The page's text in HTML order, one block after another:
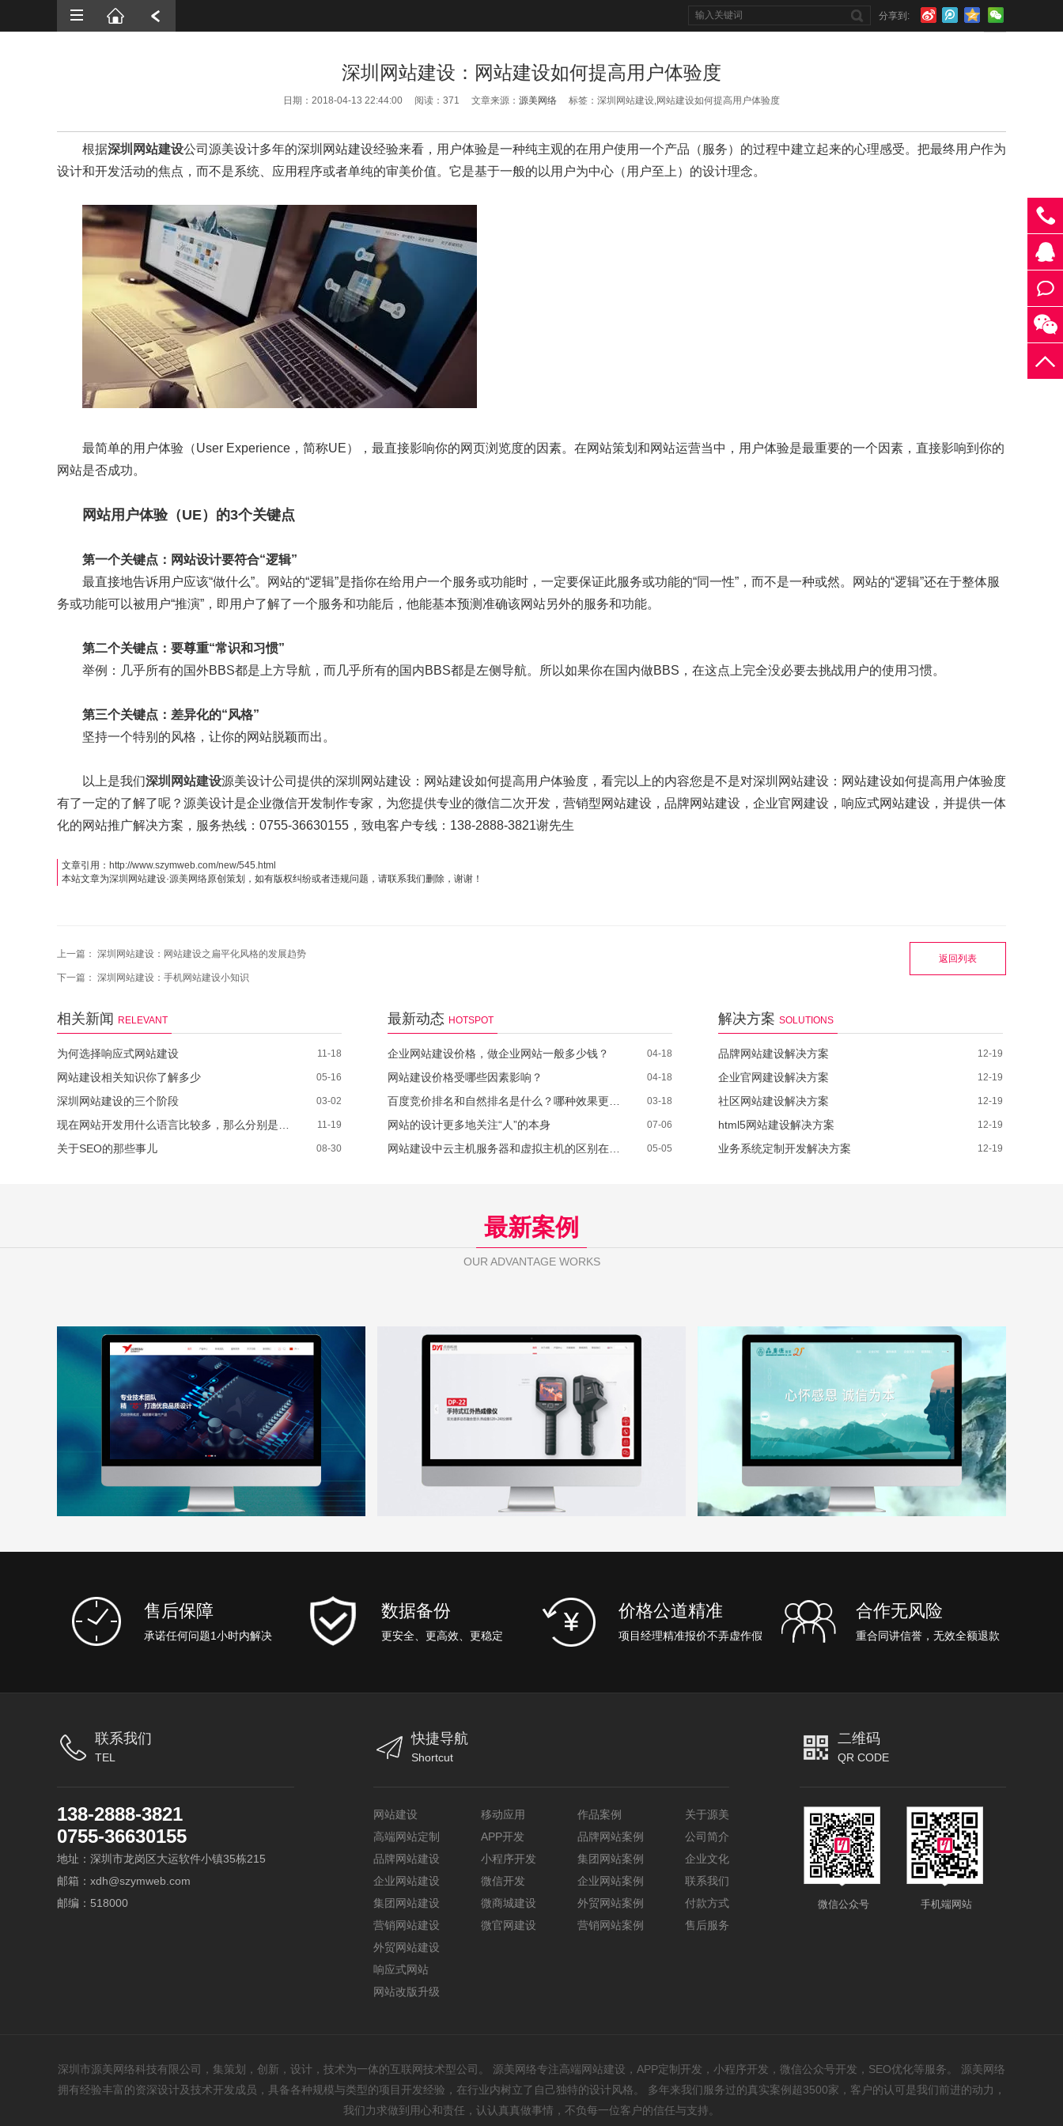
首页
SEO优化
案例展示
新闻资讯
关于源美
联系我们
分享到:
深圳网站建设：网站建设如何提高用户体验度
日期：2018-04-13 22:44:00 阅读： 371 文章来源： 源美网络 标签：深圳网站建设,网站建设如何提高用户体验度
根据深圳网站建设公司源美设计多年的深圳网站建设经验来看，用户体验是一种纯主观的在用户使用一个产品（服务）的过程中建立起来的心理感受。把最终用户作为
设计和开发活动的焦点，而不是系统、应用程序或者单纯的审美价值。它是基于一般的以用户为中心（用户至上）的设计理念。
最简单的用户体验（User Experience，简称UE），最直接影响你的网页浏览度的因素。在网站策划和网站运营当中，用户体验是最重要的一个因素，直接影响到你的
网站是否成功。
网站用户体验（UE）的3个关键点
第一个关键点：网站设计要符合“逻辑”
最直接地告诉用户应该“做什么”。网站的“逻辑”是指你在给用户一个服务或功能时，一定要保证此服务或功能的“同一性”，而不是一种或然。网站的“逻辑”还在于整体服
务或功能可以被用户“推演”，即用户了解了一个服务和功能后，他能基本预测准确该网站另外的服务和功能。
第二个关键点：要尊重“常识和习惯”
举例：几乎所有的国外BBS都是上方导航，而几乎所有的国内BBS都是左侧导航。所以如果你在国内做BBS，在这点上完全没必要去挑战用户的使用习惯。
第三个关键点：差异化的“风格”
坚持一个特别的风格，让你的网站脱颖而出。
以上是我们深圳网站建设源美设计公司提供的深圳网站建设：网站建设如何提高用户体验度，看完以上的内容您是不是对深圳网站建设：网站建设如何提高用户体验度
有了一定的了解了呢？源美设计是企业微信开发制作专家，为您提供专业的微信二次开发，营销型网站建设，品牌网站建设，企业官网建设，响应式网站建设，并提供一体
化的网站推广解决方案，服务热线：0755-36630155，致电客户专线：138-2888-3821谢先生
文章引用： http://www.szymweb.com/new/545.html
本站文章为深圳网站建设·源美网络原创策划，如有版权纠纷或者违规问题，请联系我们删除，谢谢！
上一篇： 深圳网站建设：网站建设之扁平化风格的发展趋势
下一篇： 深圳网站建设：手机网站建设小知识
返回列表
相关新闻 RELEVANT
为何选择响应式网站建设 11-18
网站建设相关知识你了解多少 05-16
深圳网站建设的三个阶段 03-02
11-19
关于SEO的那些事儿 08-30
最新动态 HOTSPOT
企业网站建设价格，做企业网站一般多少钱？ 04-18
网站建设价格受哪些因素影响？ 04-18
03-18
网站的设计更多地关注“人”的本身 07-06
05-05
解决方案 SOLUTIONS
品牌网站建设解决方案 12-19
企业官网建设解决方案 12-19
社区网站建设解决方案 12-19
html5网站建设解决方案 12-19
业务系统定制开发解决方案 12-19
最新案例
OUR ADVANTAGE WORKS
芯佰微电子
WEB DESIGN
点扬科技
WEB DESIGN WEB DESIGN
售后保障
承诺任何问题1小时内解决
数据备份
更安全、更高效、更稳定
价格公道精准
项目经理精准报价不弄虚作假
合作无风险
重合同讲信誉，无效全额退款
联系我们
TEL
138-2888-3821
0755-36630155
地址：深圳市龙岗区大运软件小镇35栋215
邮箱：xdh@szymweb.com
邮编：518000
快捷导航
Shortcut
网站建设
高端网站定制
品牌网站建设
企业网站建设
集团网站建设
营销网站建设
外贸网站建设
响应式网站
网站改版升级
移动应用
APP开发
小程序开发
微信开发
微商城建设
微官网建设
作品案例
品牌网站案例
集团网站案例
企业网站案例
外贸网站案例
营销网站案例
关于源美
公司简介
企业文化
联系我们
付款方式
售后服务
二维码
QR CODE
微信公众号 手机端网站
深圳市源美网络科技有限公司，集策划，创新，设计，技术为一体的互联网技术型公司。 源美网络专注高端网站建设，APP定制开发，小程序开发，微信公众号开发，SEO优化等服务。 源美网络
拥有经验丰富的资深设计及技术开发成员，具备各种规模与类型的项目开发经验，在行业内树立了自己独特的设计风格。 多年来我们服务过的真实案例超3500家，客户的认可是我们前进的动力，
我们力求做到用心和责任，认认真真做事情，不负每一位客户的信任与支持。
138-
2888-
3821
QQ
在线咨
提交
合作意